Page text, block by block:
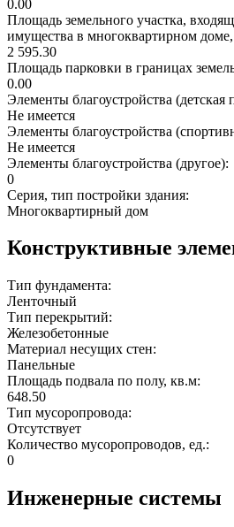
0.00
Площадь земельного участка,
имущества в многоквартирном
2 595.30
Площадь парковки в границах
0.00
Элементы благоустройства (детская
Не имеется
Элементы благоустройства
Не имеется
Элементы благоустройства (другое):
0
Серия, тип постройки здания:
Многоквартирный дом
Конструктивные
Тип фундамента:
Ленточный
Тип перекрытий:
Железобетонные
Материал несущих стен:
Панельные
Площадь подвала по полу, кв.м:
648.50
Тип мусоропровода:
Отсутствует
Количество мусоропроводов, ед.:
0
Инженерные системы